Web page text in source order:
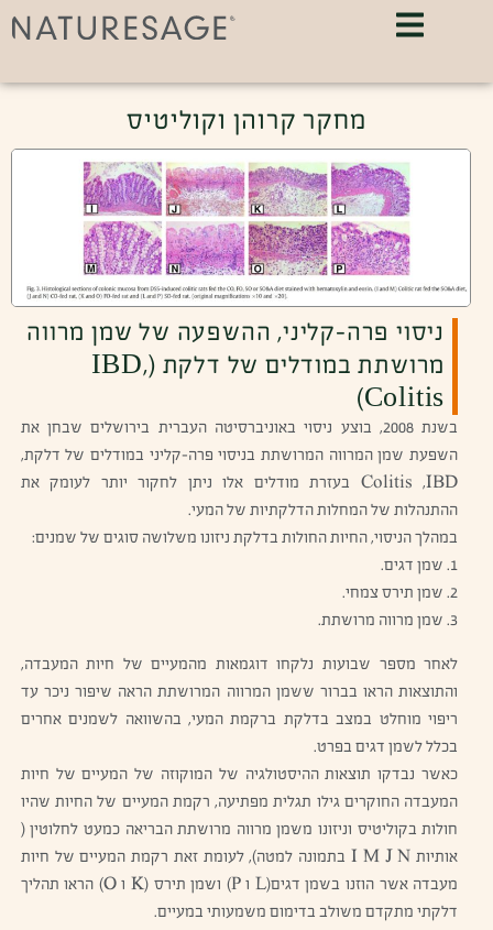
מחקר קרוהן וקוליטיס
ניסוי פרה-קליני, ההשפעה של שמן מרווה
מרושתת במודלים של דלקת ( IBD,
Colitis
)
בשנת 2008, בוצע ניסוי באוניברסיטה העברית בירושלים שבחן את
השפעת שמן המרווה המרושתת בניסוי פרה-קליני במודלים של דלקת,
Colitis ,IBD בעזרת מודלים אלו ניתן לחקור יותר לעומק את
ההתנהלות של המחלות הדלקתיות של המעי.
במהלך הניסוי, החיות החולות בדלקת ניזונו משלושה סוגים של שמנים:
1. שמן דגים.
2. שמן תירס צמחי.
3. שמן מרווה מרושתת.
לאחר מספר שבועות נלקחו דוגמאות מהמעיים של חיות המעבדה,
והתוצאות הראו בברור ששמן המרווה המרושתת הראה שיפור ניכר עד
ריפוי מוחלט במצב בדלקת ברקמת המעי, בהשוואה לשמנים אחרים
בכלל לשמן דגים בפרט.
כאשר נבדקו תוצאות ההיסטולגיה של המוקוזה של המעיים של חיות
המעבדה החוקרים גילו תגלית מפתיעה, רקמת המעיים של החיות שהיו
חולות בקוליטיס וניזונו משמן מרווה מרושתת הבריאה כמעט לחלוטין (
אותיות I M J N בתמונה למטה), לעומת זאת רקמת המעיים של חיות
מעבדה אשר הוזנו בשמן דגים(L ו P) ושמן תירס (K ו O) הראו תהליך
דלקתי מתקדם משולב בדימום משמעותי במעיים.